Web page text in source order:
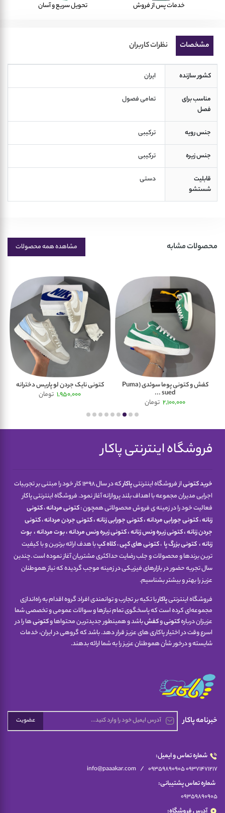
خدمات پس از فروش تحویل سریع و آسان
مشخصات نظرات کاربران
کشور سازنده
مناسب برای
فصل
جنس رویه
جنس زیره
قابلیت
شستشو
محصولات مشابه مشاهده همه محصولات
کفش و کتونی پوما سوئدی (Puma
sued ...
2,100,000 تومان
کتونی نایک جردن لو پاریس دخترانه
1,950,000 تومان
فروشگاه اینترنتی پاکار
خرید کتونیاز فروشگاه اینترنتیپاکار
که در سال 1398 کار خود را مبتنی بر تجربیات
اجرایی مدیران مجموعه با اهداف بلند پروازانه آغاز نمود. فروشگاه اینترنتی پاکار
فعالیت خود را در زمینه ی فروش محصولاتی همچون :کتونی مردانه،کتونی
زنانه،کتونی جورابی مردانه،کتونی جورابی زنانه،کتونی جردن مردانه،کتونی
جردن زنانه،کتونی زیره ونس زنانه،کتونی زیره ونس مردانه،بوت مردانه،بوت
زنانه، کتونیبزرگ پا ،کتونی های کپی،کلاه کپبا هدف ارائه برترین و با کیفیت
ترین برندها و محصولات و جلب رضایت حداکثری مشتریان آغاز نموده است .چندین
سال تجربه حضور در بازارهای فیزیکی در زمینه موجب گردیده که نیاز هموطنان
عزیز را بهتر و بیشتر بشناسیم.
فروشگاه اینترنتیپاکاربا تکیه بر تجارب و توانمندی افراد گروه اقدام به راه‌اندازی
مجموعه‌ای کرده است که پاسخگوی تمام نیازها و سوالات عمومی و تخصصی شما
عزیزان دربارهکتونیوکفشباشد و همینطور جدیدترین محتواها وکتونیها را در
اسرع وقت در اختیار پاکاری های عزیز قرار دهد. باشد که گروهی در ایران، خدمات
شایسته و درخور شأن هموطنان عزیز را به شما ارائه بدهند.
خبرنامه پاکار عضویت
شماره تماس و ایمیل:
info@paaakar.com / 09359890905 09371471217
شماره تماس پشتیبانی:
09359890905